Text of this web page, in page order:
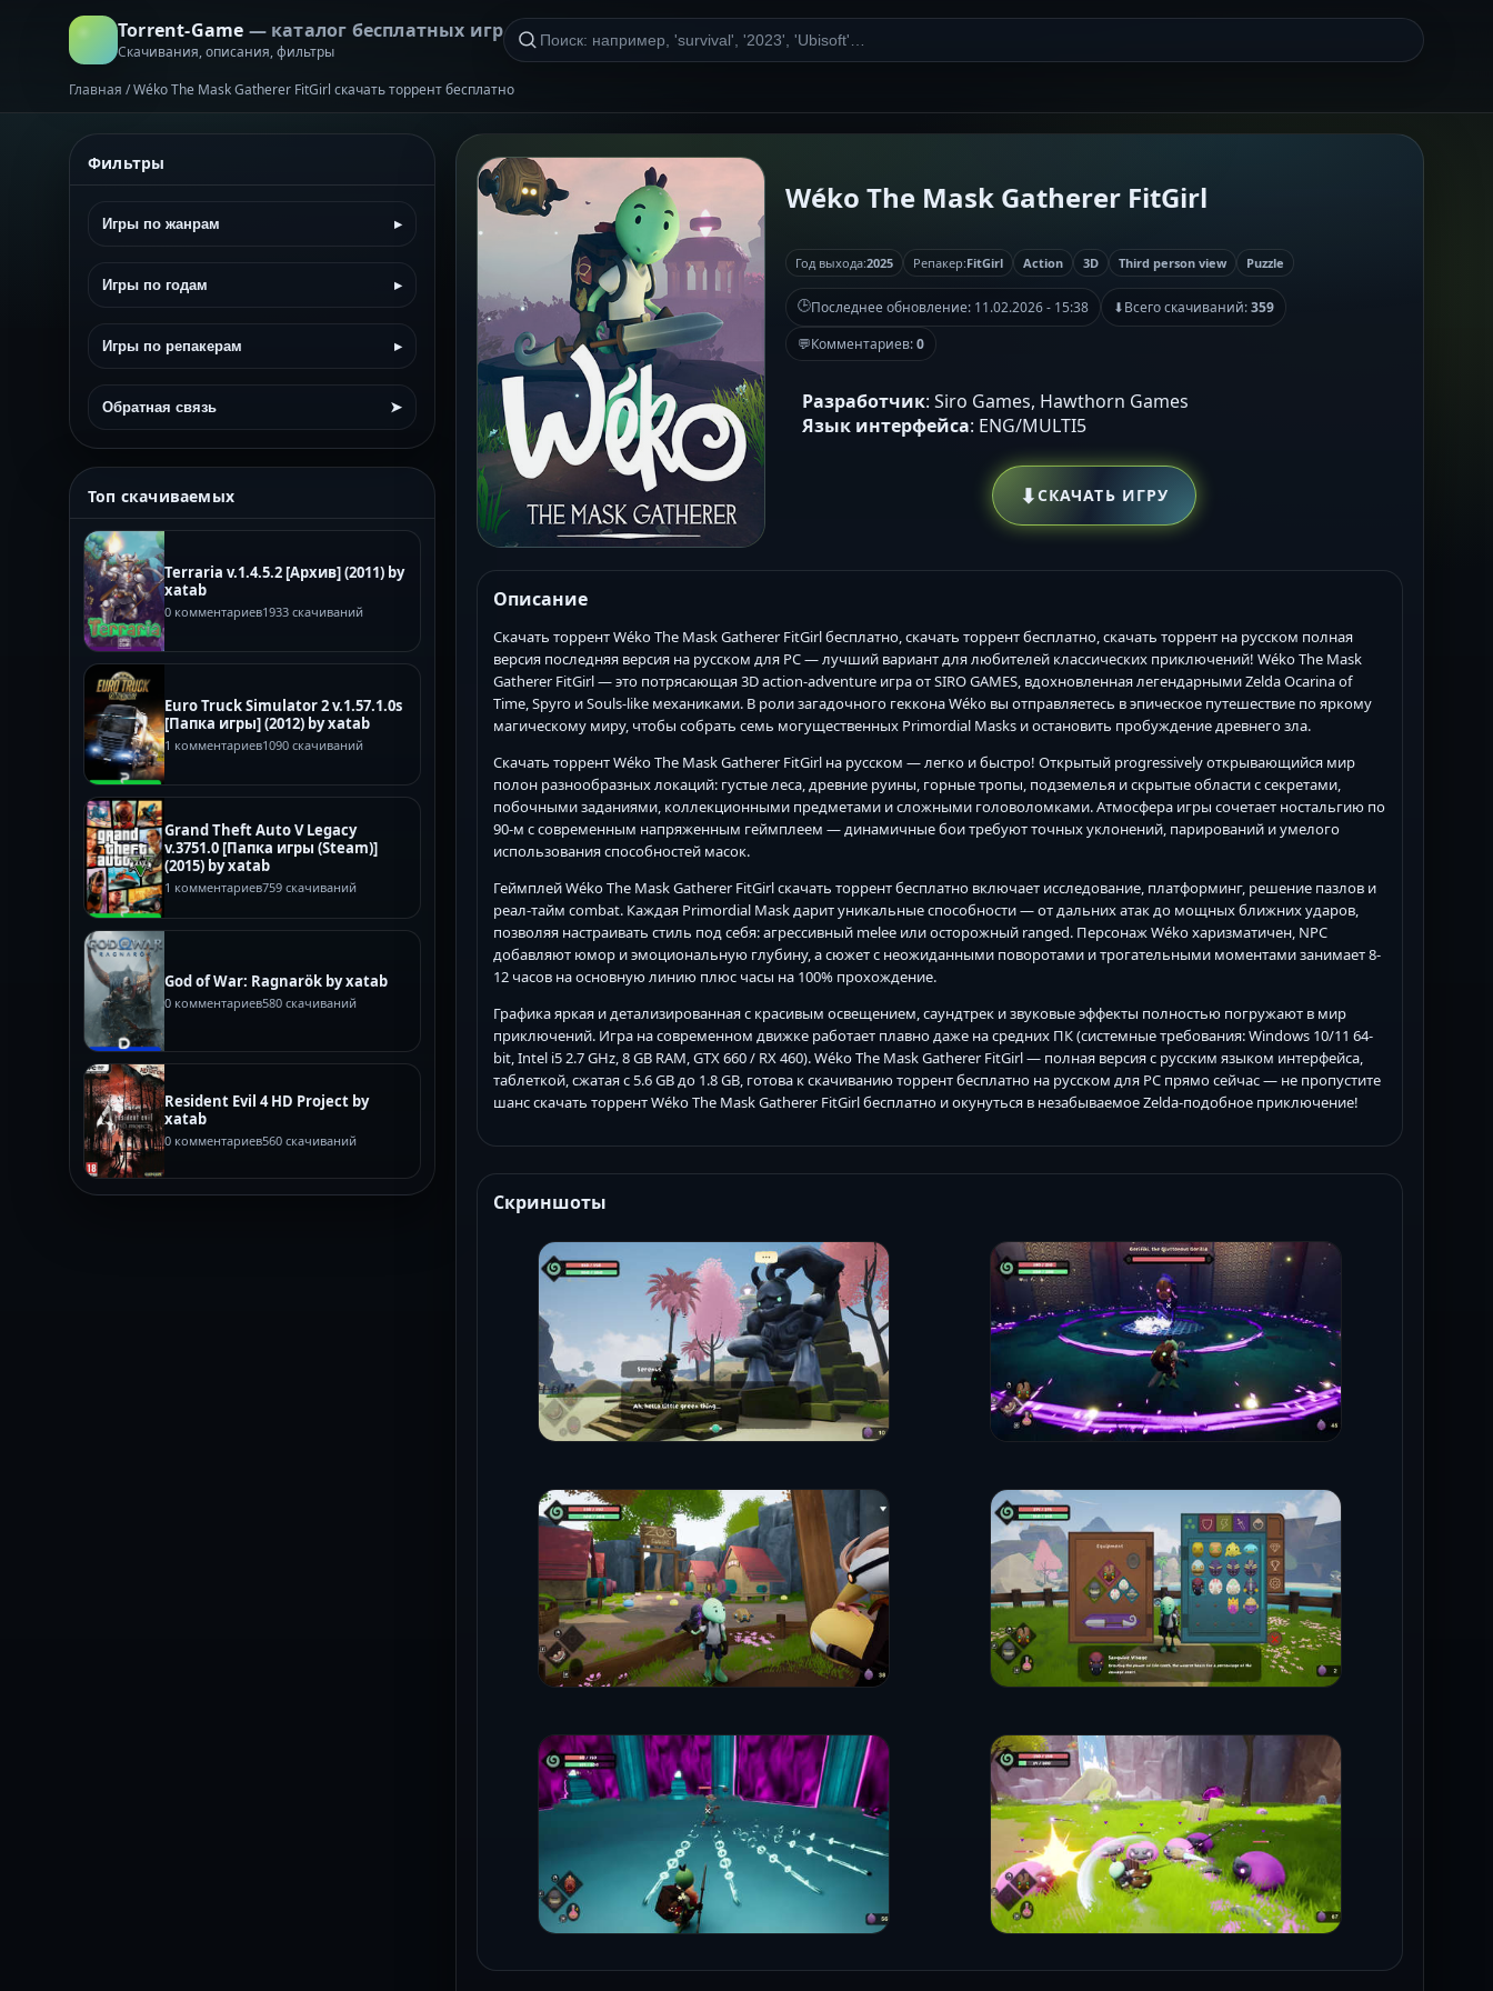
Torrent-Game — каталог бесплатных игр
Скачивания, описания, фильтры
Главная /Wéko The Mask Gatherer FitGirl скачать торрент бесплатно
Фильтры
Игры по жанрам ▸
Игры по годам ▸
Игры по репакерам ▸
Обратная связь ➤
Топ скачиваемых
Terraria v.1.4.5.2 [Архив] (2011) by
xatab
0 комментариев1933 скачиваний
Euro Truck Simulator 2 v.1.57.1.0s
[Папка игры] (2012) by xatab
1 комментариев1090 скачиваний
Grand Theft Auto V Legacy
v.3751.0 [Папка игры (Steam)]
(2015) by xatab
1 комментариев759 скачиваний
God of War: Ragnarök by xatab
0 комментариев580 скачиваний
Resident Evil 4 HD Project by
xatab
0 комментариев560 скачиваний
Wéko The Mask Gatherer FitGirl
Год выхода:2025 Репакер:FitGirl Action 3D Third person view Puzzle
🕒Последнее обновление: 11.02.2026 - 15:38 ⬇Всего скачиваний:359
💬Комментариев:0
Разработчик: Siro Games, Hawthorn Games
Язык интерфейса: ENG/MULTI5
⬇СКАЧАТЬ ИГРУ
Описание
Скачать торрент Wéko The Mask Gatherer FitGirl бесплатно, скачать торрент бесплатно, скачать торрент на русском полная
версия последняя версия на русском для PC — лучший вариант для любителей классических приключений! Wéko The Mask
Gatherer FitGirl — это потрясающая 3D action-adventure игра от SIRO GAMES, вдохновленная легендарными Zelda Ocarina of
Time, Spyro и Souls-like механиками. В роли загадочного геккона Wéko вы отправляетесь в эпическое путешествие по яркому
магическому миру, чтобы собрать семь могущественных Primordial Masks и остановить пробуждение древнего зла.
Скачать торрент Wéko The Mask Gatherer FitGirl на русском — легко и быстро! Открытый progressively открывающийся мир
полон разнообразных локаций: густые леса, древние руины, горные тропы, подземелья и скрытые области с секретами,
побочными заданиями, коллекционными предметами и сложными головоломками. Атмосфера игры сочетает ностальгию по
90-м с современным напряженным геймплеем — динамичные бои требуют точных уклонений, парирований и умелого
использования способностей масок.
Геймплей Wéko The Mask Gatherer FitGirl скачать торрент бесплатно включает исследование, платформинг, решение пазлов и
реал-тайм combat. Каждая Primordial Mask дарит уникальные способности — от дальних атак до мощных ближних ударов,
позволяя настраивать стиль под себя: агрессивный melee или осторожный ranged. Персонаж Wéko харизматичен, NPC
добавляют юмор и эмоциональную глубину, а сюжет с неожиданными поворотами и трогательными моментами занимает 8-
12 часов на основную линию плюс часы на 100% прохождение.
Графика яркая и детализированная с красивым освещением, саундтрек и звуковые эффекты полностью погружают в мир
приключений. Игра на современном движке работает плавно даже на средних ПК (системные требования: Windows 10/11 64-
bit, Intel i5 2.7 GHz, 8 GB RAM, GTX 660 / RX 460). Wéko The Mask Gatherer FitGirl — полная версия с русским языком интерфейса,
таблеткой, сжатая с 5.6 GB до 1.8 GB, готова к скачиванию торрент бесплатно на русском для PC прямо сейчас — не пропустите
шанс скачать торрент Wéko The Mask Gatherer FitGirl бесплатно и окунуться в незабываемое Zelda-подобное приключение!
Скриншоты